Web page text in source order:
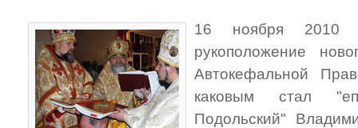
16 ноября 2010
рукоположение
Автокефальной
каковым стал
Подольский"